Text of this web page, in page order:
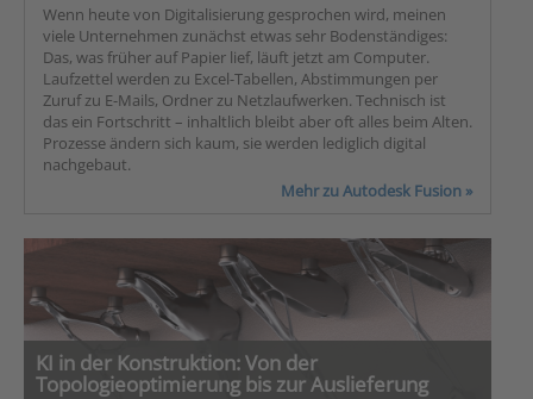
Wenn heute von Digitalisierung gesprochen wird, meinen
viele Unternehmen zunächst etwas sehr Bodenständiges:
Das, was früher auf Papier lief, läuft jetzt am Computer.
Laufzettel werden zu Excel-Tabellen, Abstimmungen per
Zuruf zu E-Mails, Ordner zu Netzlaufwerken. Technisch ist
das ein Fortschritt – inhaltlich bleibt aber oft alles beim Alten.
Prozesse ändern sich kaum, sie werden lediglich digital
nachgebaut.
Mehr zu Autodesk Fusion »
KI in der Konstruktion: Von der
Topologieoptimierung bis zur Auslieferung